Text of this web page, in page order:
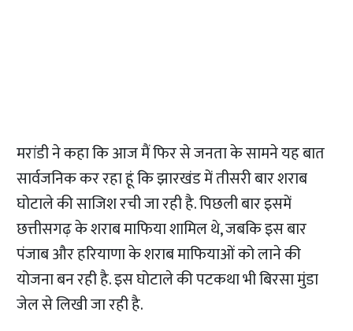
मरांडी ने कहा कि आज मैं फिर से जनता के सामने यह बात
सार्वजनिक कर रहा हूं कि झारखंड में तीसरी बार शराब
घोटाले की साजिश रची जा रही है. पिछली बार इसमें
छत्तीसगढ़ के शराब माफिया शामिल थे, जबकि इस बार
पंजाब और हरियाणा के शराब माफियाओं को लाने की
योजना बन रही है. इस घोटाले की पटकथा भी बिरसा मुंडा
जेल से लिखी जा रही है.